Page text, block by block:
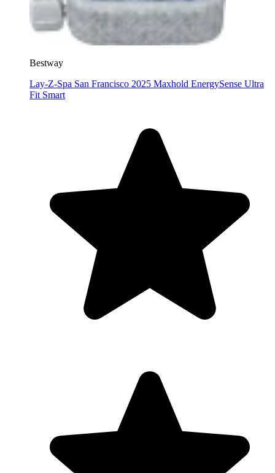
Bestway
Lay-Z-Spa San Francisco 2025 Maxhold EnergySense Ultra
Fit Smart